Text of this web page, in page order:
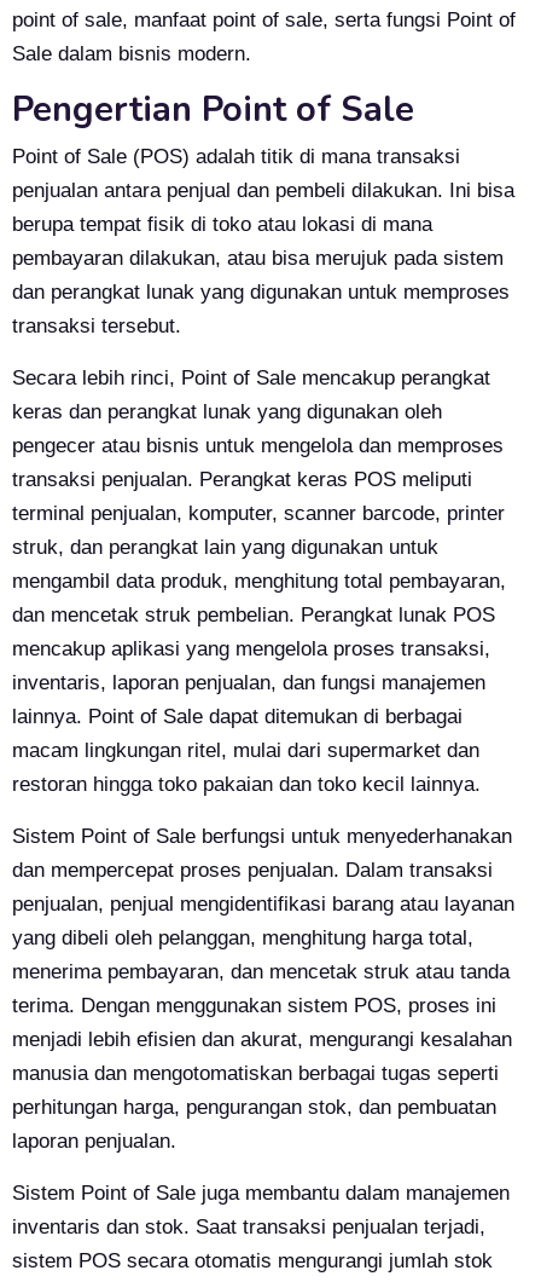
point of sale, manfaat point of sale, serta fungsi Point of
Sale dalam bisnis modern.
Pengertian Point of Sale
Point of Sale (POS) adalah titik di mana transaksi
penjualan antara penjual dan pembeli dilakukan. Ini bisa
berupa tempat fisik di toko atau lokasi di mana
pembayaran dilakukan, atau bisa merujuk pada sistem
dan perangkat lunak yang digunakan untuk memproses
transaksi tersebut.
Secara lebih rinci, Point of Sale mencakup perangkat
keras dan perangkat lunak yang digunakan oleh
pengecer atau bisnis untuk mengelola dan memproses
transaksi penjualan. Perangkat keras POS meliputi
terminal penjualan, komputer, scanner barcode, printer
struk, dan perangkat lain yang digunakan untuk
mengambil data produk, menghitung total pembayaran,
dan mencetak struk pembelian. Perangkat lunak POS
mencakup aplikasi yang mengelola proses transaksi,
inventaris, laporan penjualan, dan fungsi manajemen
lainnya. Point of Sale dapat ditemukan di berbagai
macam lingkungan ritel, mulai dari supermarket dan
restoran hingga toko pakaian dan toko kecil lainnya.
Sistem Point of Sale berfungsi untuk menyederhanakan
dan mempercepat proses penjualan. Dalam transaksi
penjualan, penjual mengidentifikasi barang atau layanan
yang dibeli oleh pelanggan, menghitung harga total,
menerima pembayaran, dan mencetak struk atau tanda
terima. Dengan menggunakan sistem POS, proses ini
menjadi lebih efisien dan akurat, mengurangi kesalahan
manusia dan mengotomatiskan berbagai tugas seperti
perhitungan harga, pengurangan stok, dan pembuatan
laporan penjualan.
Sistem Point of Sale juga membantu dalam manajemen
inventaris dan stok. Saat transaksi penjualan terjadi,
sistem POS secara otomatis mengurangi jumlah stok